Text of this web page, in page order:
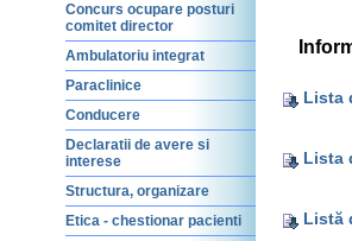
Lista
Lista
Listă
Concurs ocupare posturi
comitet director
Ambulatoriu integrat
Paraclinice
Conducere
Declaratii de avere si
interese
Structura, organizare
Etica - chestionar pacienti